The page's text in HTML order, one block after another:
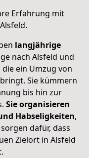
Erfahrung mit
Alsfeld.
langjährige
nach Alsfeld und
ein Umzug von
Sie kümmern
bis hin zur
Sie organisieren
Habseligkeiten,
dafür, dass
Zielort in Alsfeld